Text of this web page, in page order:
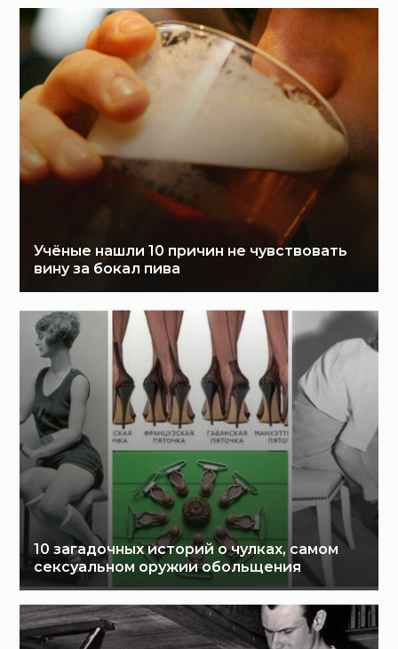
Учёные нашли 10 причин не чувствовать
вину за бокал пива
10 загадочных историй о чулках, самом
сексуальном оружии обольщения